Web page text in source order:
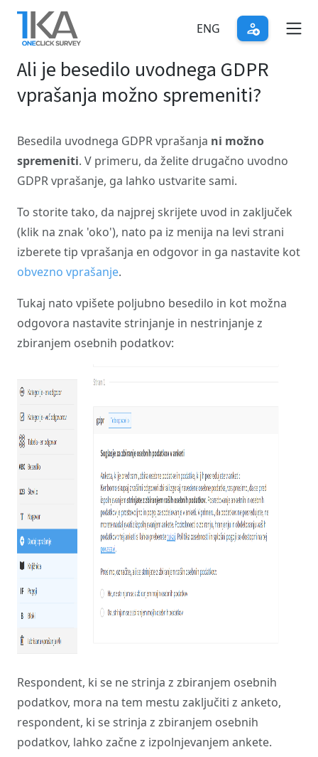
Skip
main
content
ENG
Ali je besedilo uvodnega GDPR
vprašanja možno spremeniti?
Besedila uvodnega GDPR vprašanja ni možno
spremeniti. V primeru, da želite drugačno uvodno
GDPR vprašanje, ga lahko ustvarite sami.
To storite tako, da najprej skrijete uvod in zaključek
(klik na znak 'oko'), nato pa iz menija na levi strani
izberete tip vprašanja en odgovor in ga nastavite kot
obvezno vprašanje.
Tukaj nato vpišete poljubno besedilo in kot možna
odgovora nastavite strinjanje in nestrinjanje z
zbiranjem osebnih podatkov:
Respondent, ki se ne strinja z zbiranjem osebnih
podatkov, mora na tem mestu zaključiti z anketo,
respondent, ki se strinja z zbiranjem osebnih
podatkov, lahko začne z izpolnjevanjem ankete.